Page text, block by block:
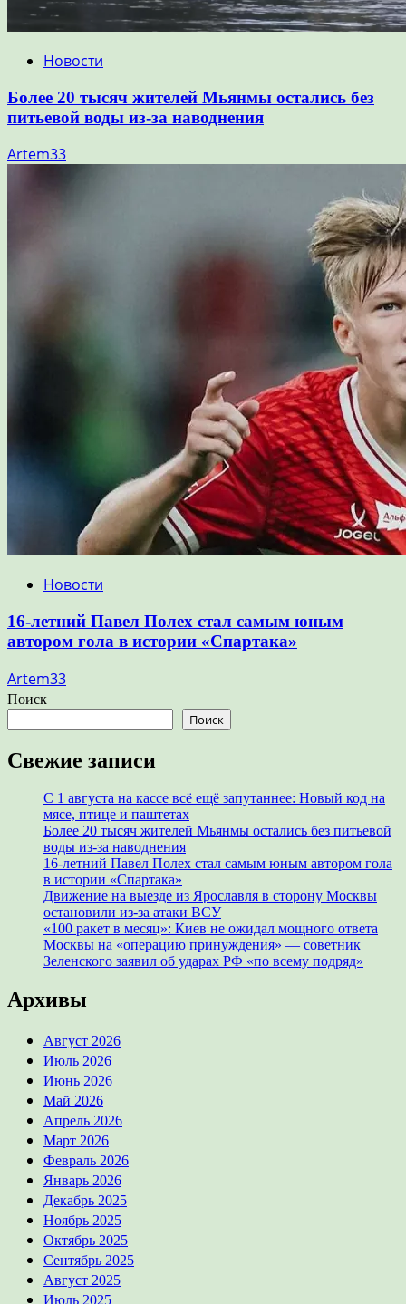
Новости
Более 20 тысяч жителей Мьянмы остались без
питьевой воды из-за наводнения
Artem33
Новости
16-летний Павел Полех стал самым юным
автором гола в истории «Спартака»
Artem33
Поиск
Поиск
Свежие записи
С 1 августа на кассе всё ещё запутаннее: Новый код на
мясе, птице и паштетах
Более 20 тысяч жителей Мьянмы остались без питьевой
воды из-за наводнения
16-летний Павел Полех стал самым юным автором гола
в истории «Спартака»
Движение на выезде из Ярославля в сторону Москвы
остановили из-за атаки ВСУ
«100 ракет в месяц»: Киев не ожидал мощного ответа
Москвы на «операцию принуждения» — советник
Зеленского заявил об ударах РФ «по всему подряд»
Архивы
Август 2026
Июль 2026
Июнь 2026
Май 2026
Апрель 2026
Март 2026
Февраль 2026
Январь 2026
Декабрь 2025
Ноябрь 2025
Октябрь 2025
Сентябрь 2025
Август 2025
Июль 2025